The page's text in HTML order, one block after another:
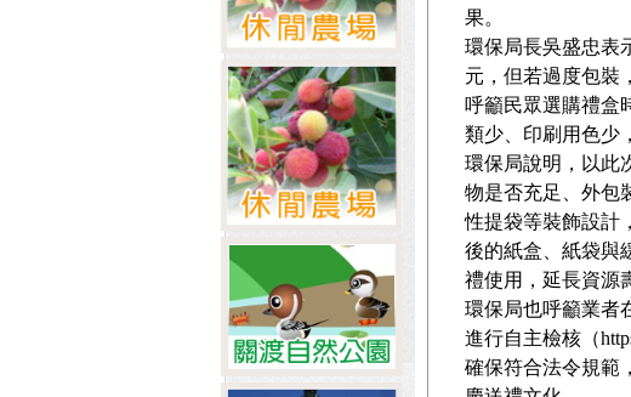
果。
環保局長吳盛忠表
元，但若過度包裝
呼籲民眾選購禮盒
類少、印刷用色少
環保局說明，以此
物是否充足、外包
性提袋等裝飾設計
後的紙盒、紙袋與
禮使用，延長資源
環保局也呼籲業者
進行自主檢核（
確保符合法令規範